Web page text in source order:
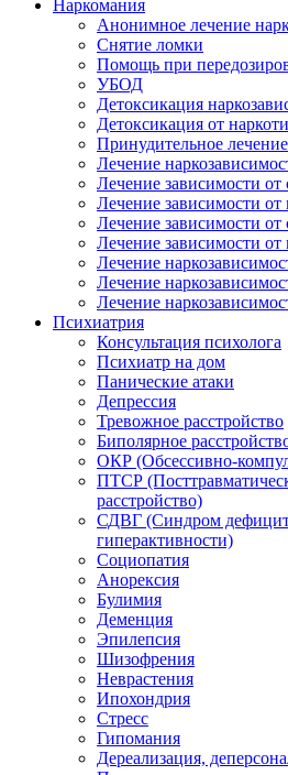
Наркомания
Анонимное лечение
Снятие ломки
Помощь при
УБОД
Детоксикация
Детоксикация от
Принудительное
Лечение
Лечение зависимости от
Лечение зависимости от
Лечение зависимости от
Лечение зависимости от
Лечение
Лечение
Лечение
Психиатрия
Консультация психолога
Психиатр на дом
Панические атаки
Депрессия
Тревожное расстройство
Биполярное
ОКР (Обсессивно-
ПТСР
расстройство)
СДВГ (Синдром
гиперактивности)
Социопатия
Анорексия
Булимия
Деменция
Эпилепсия
Шизофрения
Неврастения
Ипохондрия
Стресс
Гипомания
Дереализация,